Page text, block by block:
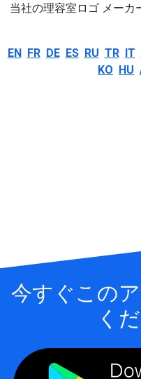
当社の理容室ロゴ メーカ
EN FR DE ES RU TR IT
KO HU
今すぐこの
く